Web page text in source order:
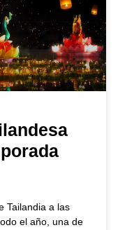
Tailandia a las
el año, una de